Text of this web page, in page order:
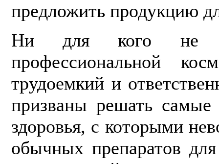
предложить продукцию
Ни для кого не
профессиональной
трудоемкий и
призваны решать
здоровья, с которыми
обычных препаратов